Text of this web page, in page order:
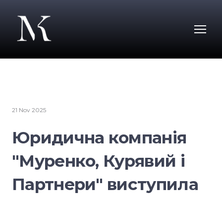
21 Nov 2025
Юридична компанія
"Муренко, Курявий і
Партнери" виступила